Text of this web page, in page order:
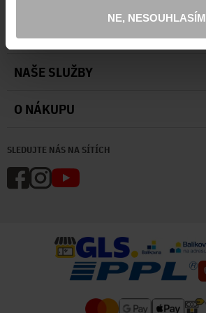
NE, NESOUHLASÍM
SLEDUJTE NÁS NA SÍTÍCH
O NÁS
NAŠE SLUŽBY
O NÁKUPU